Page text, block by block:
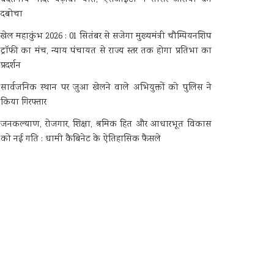
दबोचा
खेल महाकुंभ 2026 : 01 सितंबर से सजेगा मुख्यमंत्री चौम्पियनशिप
ट्रॉफी का मंच, न्याय पंचायत से राज्य स्तर तक होगा प्रतिभा का
प्रदर्शन
सार्वजनिक स्थान पर जुआ खेलने वाले अभियुक्तों को पुलिस ने
किया गिरफ्तार
जनकल्याण, रोजगार, शिक्षा, श्रमिक हित और आधारभूत विकास
को नई गति : धामी कैबिनेट के ऐतिहासिक फैसले